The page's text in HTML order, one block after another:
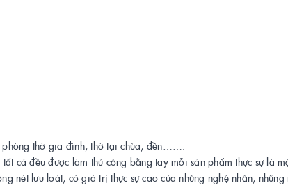
thờ gia đình, thờ tại chùa, đền…….
cả đều được làm thủ công bằng tay mỗi sản phẩm thực sự là
nét lưu loát, có giá trị thực sự cao của những nghệ nhân,